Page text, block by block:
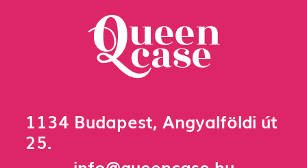
1134 Budapest, Angyalföldi út
25.